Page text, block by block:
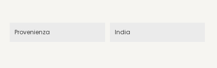
Provenienza India